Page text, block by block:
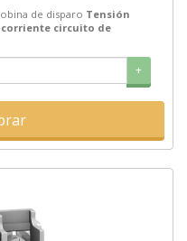
de disparo Tensión
circuito de
+